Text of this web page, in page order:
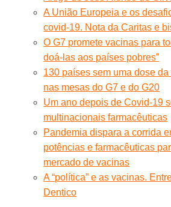
A União Europeia e os
covid-19. Nota da Caritas e
O G7 promete vacinas para
doá-las aos países pobres”
130 países sem uma dose
nas mesas do G7 e do G20
Um ano depois de Covid-19
multinacionais farmacêuticas
Pandemia dispara a corrida
potências e farmacêuticas
mercado de vacinas
A “política” e as vacinas.
Dentico